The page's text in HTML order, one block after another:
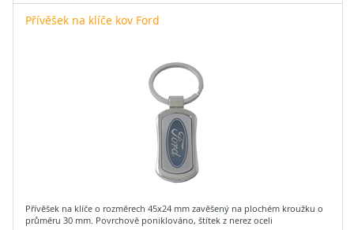
Přívěšek na klíče kov Ford
Přívěšek na klíče o rozměrech 45x24 mm zavěšený na plochém kroužku o
průměru 30 mm. Povrchově poniklováno, štítek z nerez oceli